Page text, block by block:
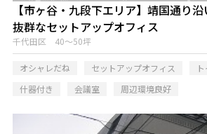
【市ヶ谷・九段下エリア】靖国通り
抜群なセットアップオフィス
千代田区 40～50坪
オシャレだね セットアップオフィス
什器付き
会議室 周辺環境良好